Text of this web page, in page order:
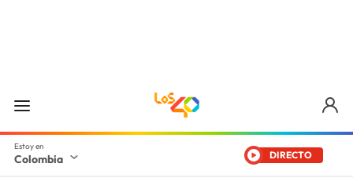
Colombia DIRECTO